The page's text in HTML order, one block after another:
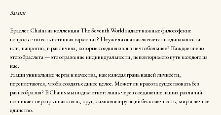
Замки
Браслет Chains из коллекции The Seventh World задает важные философские
вопросы: что есть истинная гармония? Неужели она заключается в одинаковости
или, напротив, в различиях, которые соединяются в нечто большее? Каждое звено
этого браслета — это отражение индивидуальности, неповторимого пути каждого из
нас.
Наши уникальные черты и качества, как каждая грань нашей личности,
переплетаются, чтобы создать единое целое. Может ли красота существовать без
разнообразия? В Chains мы видим ответ: лишь через соединение наших различий
возникает неразрывная связь, круг, символизирующий бесконечность, мир и вечное
единство.